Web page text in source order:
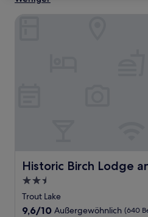
Historic Birch Lodge
Historic Birch Lodge and
2.5-
Sterne-
Unterkunft
Trout Lake
9.6
9,6/10 Außergewöhnlich (640